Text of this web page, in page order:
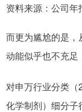
资料来源：公司年
而更为尴尬的是，
动能似乎也不充足
对申万行业分类
化学制剂）细分子